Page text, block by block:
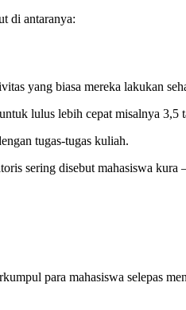
di antaranya:
yang biasa mereka lakukan
lulus lebih cepat misalnya 3,5
tugas-tugas kuliah.
sering disebut mahasiswa kura
para mahasiswa selepas